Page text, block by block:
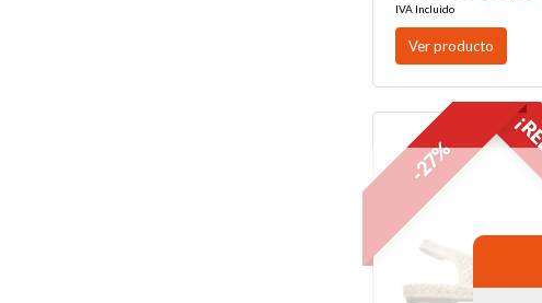
IVA Incluido
Ver producto
-27%